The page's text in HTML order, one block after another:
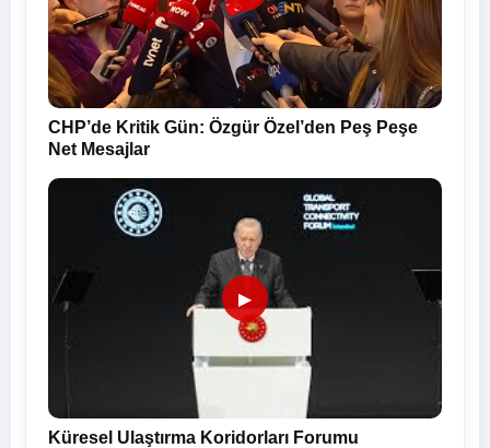
CHP’de Kritik Gün: Özgür Özel’den Peş Peşe
Net Mesajlar
▶
Küresel Ulaştırma Koridorları Forumu